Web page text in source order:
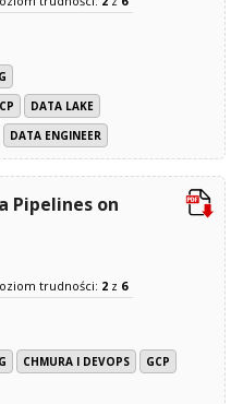
DATA LAKE
DATA ENGINEER
Pipelines on
trudności: 2z 6
CHMURA I DEVOPS
GCP